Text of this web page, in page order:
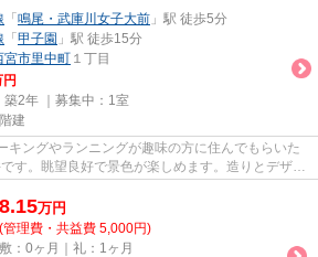
「 鳴尾・武庫川女子大前 」駅 徒歩5分
「 甲子園 」駅 徒歩15分
宮市里中町 １丁目
2年 ｜募集中： 1室
建
キングやランニングが趣味の方に住んでもらいた
す。眺望良好で景色が楽しめます。造りとデザイ
8.15万円
(管理費・共益費 5,000円)
敷：0ヶ月｜礼：1ヶ月